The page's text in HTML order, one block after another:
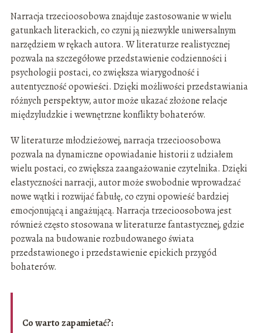
Narracja trzecioosobowa znajduje zastosowanie w wielu
gatunkach literackich, co czyni ją niezwykle uniwersalnym
narzędziem w rękach autora. W literaturze realistycznej
pozwala na szczegółowe przedstawienie codzienności i
psychologii postaci, co zwiększa wiarygodność i
autentyczność opowieści. Dzięki możliwości przedstawiania
różnych perspektyw, autor może ukazać złożone relacje
międzyludzkie i wewnętrzne konflikty bohaterów.
W literaturze młodzieżowej, narracja trzecioosobowa
pozwala na dynamiczne opowiadanie historii z udziałem
wielu postaci, co zwiększa zaangażowanie czytelnika. Dzięki
elastyczności narracji, autor może swobodnie wprowadzać
nowe wątki i rozwijać fabułę, co czyni opowieść bardziej
emocjonującą i angażującą. Narracja trzecioosobowa jest
również często stosowana w literaturze fantastycznej, gdzie
pozwala na budowanie rozbudowanego świata
przedstawionego i przedstawienie epickich przygód
bohaterów.
Co warto zapamietać?: